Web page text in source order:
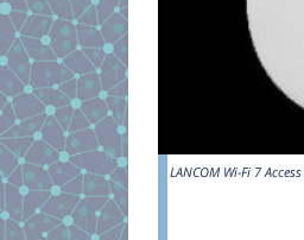
LANCOM Wi-Fi 7